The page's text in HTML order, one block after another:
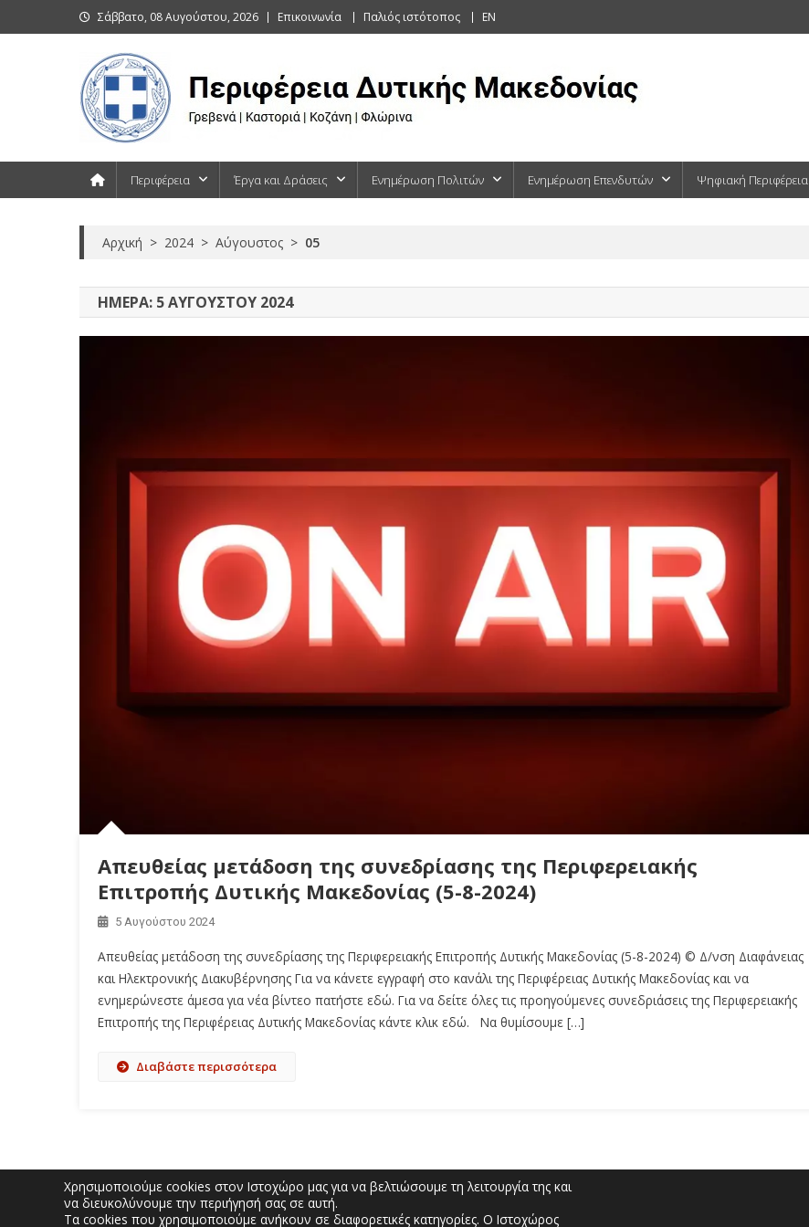
to
Σάββατο, 08 Αυγούστου, 2026 Επικοινωνία Παλιός ιστότοπος EN
Περιφέρεια Έργα και Δράσεις Ενημέρωση Πολιτών Ενημέρωση Επενδυτών Ψηφιακή Περιφέρεια
Αρχική > 2024 > Αύγουστος > 05
ΗΜΈΡΑ: 5 ΑΥΓΟΎΣΤΟΥ 2024
Απευθείας μετάδοση της συνεδρίασης της Περιφερειακής
Επιτροπής Δυτικής Μακεδονίας (5-8-2024)
5 Αυγούστου 2024
Απευθείας μετάδοση της συνεδρίασης της Περιφερειακής Επιτροπής Δυτικής Μακεδονίας (5-8-2024) © Δ/νση Διαφάνειας
και Ηλεκτρονικής Διακυβέρνησης Για να κάνετε εγγραφή στο κανάλι της Περιφέρειας Δυτικής Μακεδονίας και να
ενημερώνεστε άμεσα για νέα βίντεο πατήστε εδώ. Για να δείτε όλες τις προηγούμενες συνεδριάσεις της Περιφερειακής
Επιτροπής της Περιφέρειας Δυτικής Μακεδονίας κάντε κλικ εδώ. Να θυμίσουμε […]
Διαβάστε περισσότερα
Χρησιμοποιούμε cookies στον Ιστοχώρο μας για να βελτιώσουμε τη λειτουργία της και
να διευκολύνουμε την περιήγησή σας σε αυτή.
Τα cookies που χρησιμοποιούμε ανήκουν σε διαφορετικές κατηγορίες. Ο Ιστοχώρος